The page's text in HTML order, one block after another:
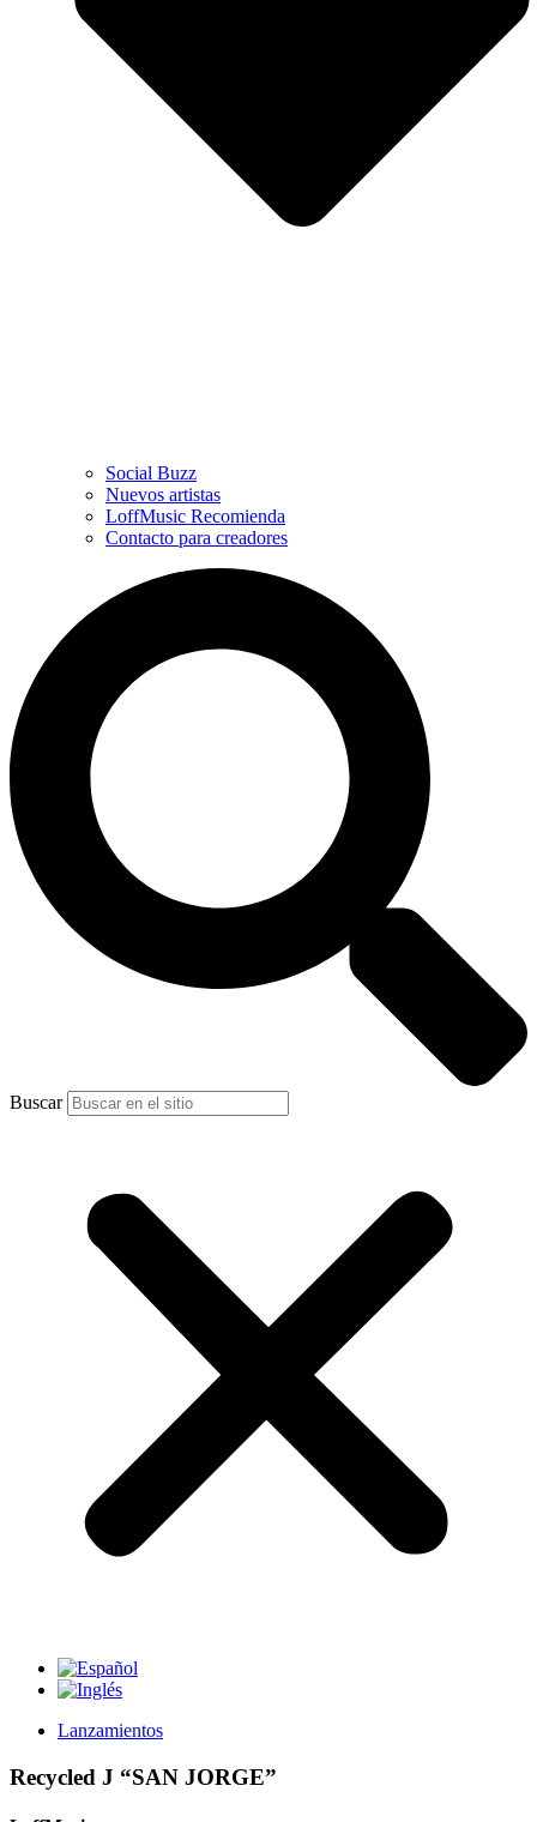
Social Buzz
Nuevos artistas
LoffMusic Recomienda
Contacto para creadores
Buscar
Lanzamientos
Recycled J “SAN JORGE”